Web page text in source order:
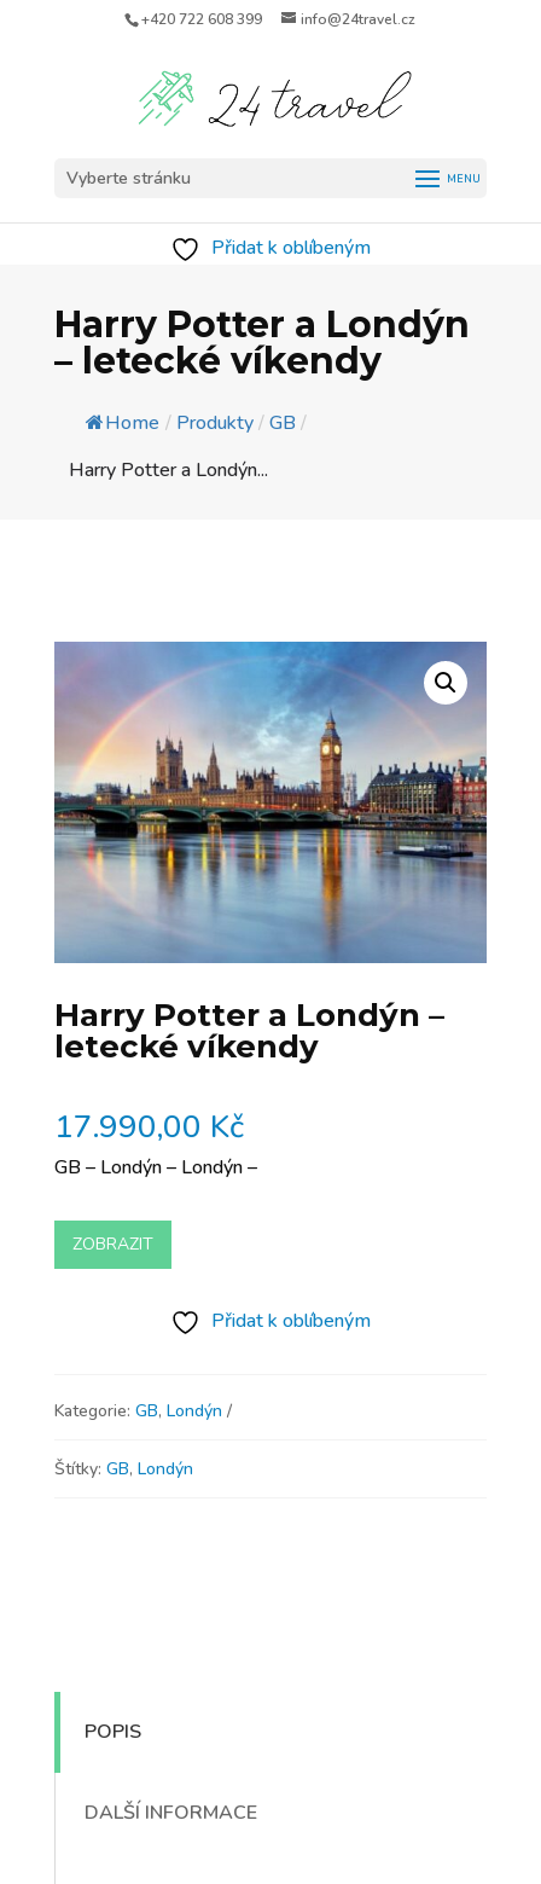
+420 722 608 399 info@24travel.cz
Vyberte stránku
Přidat k oblíbeným
Harry Potter a Londýn
– letecké víkendy
Home / Produkty/GB /
Harry Potter a Londýn...
Harry Potter a Londýn –
letecké víkendy
17.990,00 Kč
GB – Londýn – Londýn –
ZOBRAZIT
Přidat k oblíbeným
Kategorie: GB, Londýn
Štítky: GB, Londýn
POPIS
DALŠÍ INFORMACE